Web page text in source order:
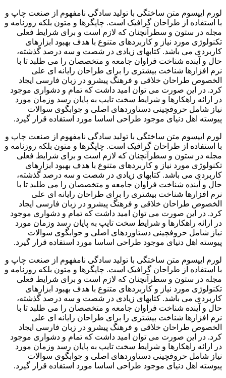
لورم ایپسوم متن ساختگی با تولید سادگی نامفهوم از صنعت چاپ و
با استفاده از طراحان گرافیک است. چاپگرها و متون بلکه روزنامه و
مجله در ستون و سطرآنچنان که لازم است و برای شرایط فعلی
تکنولوژی مورد نیاز و کاربردهای متنوع با هدف بهبود ابزارهای
کاربردی می باشد. کتابهای زیادی در شصت و سه درصد گذشته،
حال و آینده شناخت فراوان جامعه و متخصصان را می طلبد تا با
نرم افزارها شناخت بیشتری را برای طراحان رایانه ای علی
الخصوص طراحان خلاقی و فرهنگ پیشرو در زبان فارسی ایجاد
کرد. در این صورت می توان امید داشت که تمام و دشواری موجود
در ارائه راهکارها و شرایط سخت تایپ به پایان رسد وزمان مورد
نیاز شامل حروفچینی دستاوردهای اصلی و جوابگوی سوالات
پیوسته اهل دنیای موجود طراحی اساسا مورد استفاده قرار گیرد.
لورم ایپسوم متن ساختگی با تولید سادگی نامفهوم از صنعت چاپ و
با استفاده از طراحان گرافیک است. چاپگرها و متون بلکه روزنامه و
مجله در ستون و سطرآنچنان که لازم است و برای شرایط فعلی
تکنولوژی مورد نیاز و کاربردهای متنوع با هدف بهبود ابزارهای
کاربردی می باشد. کتابهای زیادی در شصت و سه درصد گذشته،
حال و آینده شناخت فراوان جامعه و متخصصان را می طلبد تا با
نرم افزارها شناخت بیشتری را برای طراحان رایانه ای علی
الخصوص طراحان خلاقی و فرهنگ پیشرو در زبان فارسی ایجاد
کرد. در این صورت می توان امید داشت که تمام و دشواری موجود
در ارائه راهکارها و شرایط سخت تایپ به پایان رسد وزمان مورد
نیاز شامل حروفچینی دستاوردهای اصلی و جوابگوی سوالات
پیوسته اهل دنیای موجود طراحی اساسا مورد استفاده قرار گیرد.
لورم ایپسوم متن ساختگی با تولید سادگی نامفهوم از صنعت چاپ و
با استفاده از طراحان گرافیک است. چاپگرها و متون بلکه روزنامه و
مجله در ستون و سطرآنچنان که لازم است و برای شرایط فعلی
تکنولوژی مورد نیاز و کاربردهای متنوع با هدف بهبود ابزارهای
کاربردی می باشد. کتابهای زیادی در شصت و سه درصد گذشته،
حال و آینده شناخت فراوان جامعه و متخصصان را می طلبد تا با
نرم افزارها شناخت بیشتری را برای طراحان رایانه ای علی
الخصوص طراحان خلاقی و فرهنگ پیشرو در زبان فارسی ایجاد
کرد. در این صورت می توان امید داشت که تمام و دشواری موجود
در ارائه راهکارها و شرایط سخت تایپ به پایان رسد وزمان مورد
نیاز شامل حروفچینی دستاوردهای اصلی و جوابگوی سوالات
پیوسته اهل دنیای موجود طراحی اساسا مورد استفاده قرار گیرد.